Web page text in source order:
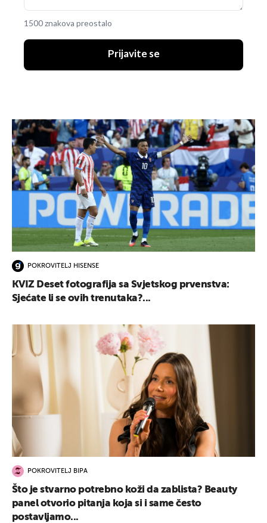
1500 znakova preostalo
Prijavite se
POKROVITELJ HISENSE
KVIZ Deset fotografija sa Svjetskog prvenstva:
Sjećate li se ovih trenutaka?...
POKROVITELJ BIPA
Što je stvarno potrebno koži da zablista? Beauty
panel otvorio pitanja koja si i same često
postavljamo...